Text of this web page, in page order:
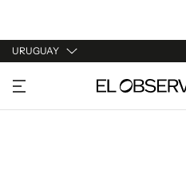
URUGUAY
URUGUAY
ARGENTINA